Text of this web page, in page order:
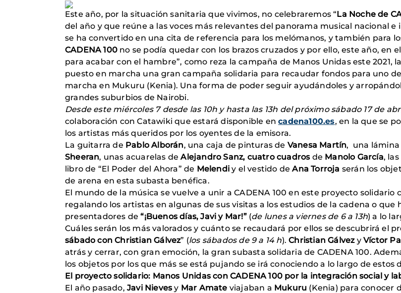
Este año, por la situación sanitaria que vivimos, no celebraremos “La Noche de
del año y que reúne a las voces más relevantes del panorama musical nacional
se ha convertido en una cita de referencia para los melómanos, y también para
CADENA 100 no se podía quedar con los brazos cruzados y por ello, este año,
para acabar con el hambre”, como reza la campaña de Manos Unidas este 2021,
puesto en marcha una gran campaña solidaria para recaudar fondos para uno
marcha en Mukuru (Kenia). Una forma de poder seguir ayudándoles y
grandes suburbios de Nairobi.
Desde este miércoles 7 desde las 10h y hasta las 13h del próximo sábado 17 de
colaboración con Catawiki que estará disponible encadena100.es, en la que se
los artistas más queridos por los oyentes de la emisora.
La guitarra de Pablo Alborán, una caja de pinturas de Vanesa Martín, una
Sheeran, unas acuarelas deAlejandro Sanz, cuatro cuadrosde Manolo García,
libro de “El Poder del Ahora” de Melendi y el vestido deAna Torroja serán los
de arena en esta subasta benéfica.
El mundo de la música se vuelve a unir a CADENA 100 en este proyecto
regalando los artistas en algunas de sus visitas a los estudios de la cadena o
presentadores de“¡Buenos días, Javi y Mar!”(de lunes a viernes de 6 a 13h) a lo
Cuáles serán los más valorados y cuánto se recaudará por ellos se descubrirá el
sábado con Christian Gálvez” (los sábados de 9 a 14 h).Christian GálvezyVíctor
atrás y cerrar, con gran emoción, la gran subasta solidaria de CADENA 100.
los objetos por los que más se está pujando se irá conociendo a lo largo de estos
El proyecto solidario: Manos Unidas con CADENA 100 por la integración social y
El año pasado, Javi Nievesy Mar Amate viajaban a Mukuru (Kenia) para conocer